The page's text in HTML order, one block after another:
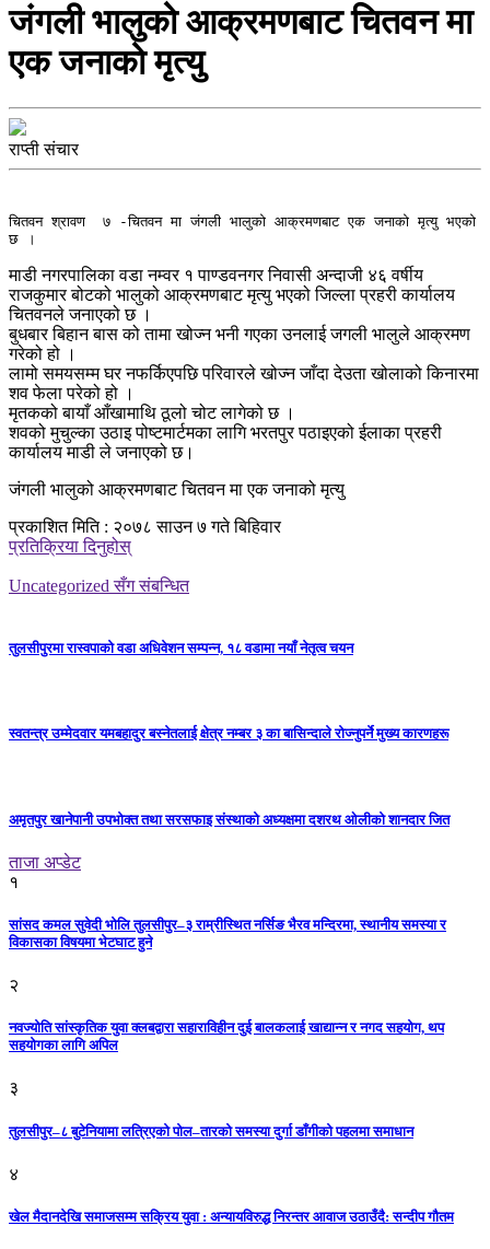
जंगली भालुको आक्रमणबाट चितवन मा
एक जनाको मृत्यु
राप्ती संचार
चितवन श्रावण  ७ -चितवन मा जंगली भालुको आक्रमणबाट एक जनाको मृत्यु भएको
छ ।
माडी नगरपालिका वडा नम्वर १ पाण्डवनगर निवासी अन्दाजी ४६ वर्षीय
राजकुमार बोटको भालुको आक्रमणबाट मृत्यु भएको जिल्ला प्रहरी कार्यालय
चितवनले जनाएको छ ।
बुधबार बिहान बास को तामा खोज्न भनी गएका उनलाई जगली भालुले आक्रमण
गरेको हो ।
लामो समयसम्म घर नफर्किएपछि परिवारले खोज्न जाँदा देउता खोलाको किनारमा
शव फेला परेको हो ।
मृतकको बायाँ आँखामाथि ठूलो चोट लागेको छ ।
शवको मुचुल्का उठाइ पोष्टमार्टमका लागि भरतपुर पठाइएको ईलाका प्रहरी
कार्यालय माडी ले जनाएको छ।
जंगली भालुको आक्रमणबाट चितवन मा एक जनाको मृत्यु
प्रकाशित मिति : २०७८ साउन ७ गते बिहिवार
प्रतिक्रिया दिनुहोस्
Uncategorized सँग संबन्धित
तुलसीपुरमा रास्वपाको वडा अधिवेशन सम्पन्न, १८ वडामा नयाँ नेतृत्व चयन
स्वतन्त्र उम्मेदवार यमबहादुर बस्नेतलाई क्षेत्र नम्बर ३ का बासिन्दाले रोज्नुपर्ने मुख्य कारणहरू
अमृतपुर खानेपानी उपभोक्त तथा सरसफाइ संस्थाको अध्यक्षमा दशरथ ओलीको शानदार जित
ताजा अप्डेट
१
सांसद कमल सुवेदी भोलि तुलसीपुर–३ राम्रीस्थित नर्सिङ भैरव मन्दिरमा, स्थानीय समस्या र
विकासका विषयमा भेटघाट हुने
२
नवज्योति सांस्कृतिक युवा क्लबद्वारा सहाराविहीन दुई बालकलाई खाद्यान्न र नगद सहयोग, थप
सहयोगका लागि अपिल
३
तुलसीपुर–८ बुटेनियामा लत्रिएको पोल–तारको समस्या दुर्गा डाँगीको पहलमा समाधान
४
खेल मैदानदेखि समाजसम्म सक्रिय युवा : अन्यायविरुद्ध निरन्तर आवाज उठाउँदै: सन्दीप गौतम